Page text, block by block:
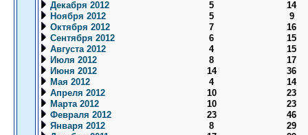
Декабря 2012
5
14
Ноября 2012
5
9
Октября 2012
7
16
Сентября 2012
6
15
Августа 2012
4
15
Июля 2012
8
17
Июня 2012
14
36
Мая 2012
4
14
Апреля 2012
10
23
Марта 2012
10
23
Февраля 2012
23
46
Января 2012
8
29